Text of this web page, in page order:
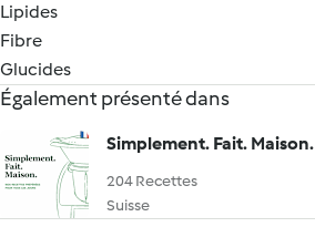
Lipides
Fibre
Glucides
Également présenté dans
Simplement. Fait. Maison.
204 Recettes
Suisse